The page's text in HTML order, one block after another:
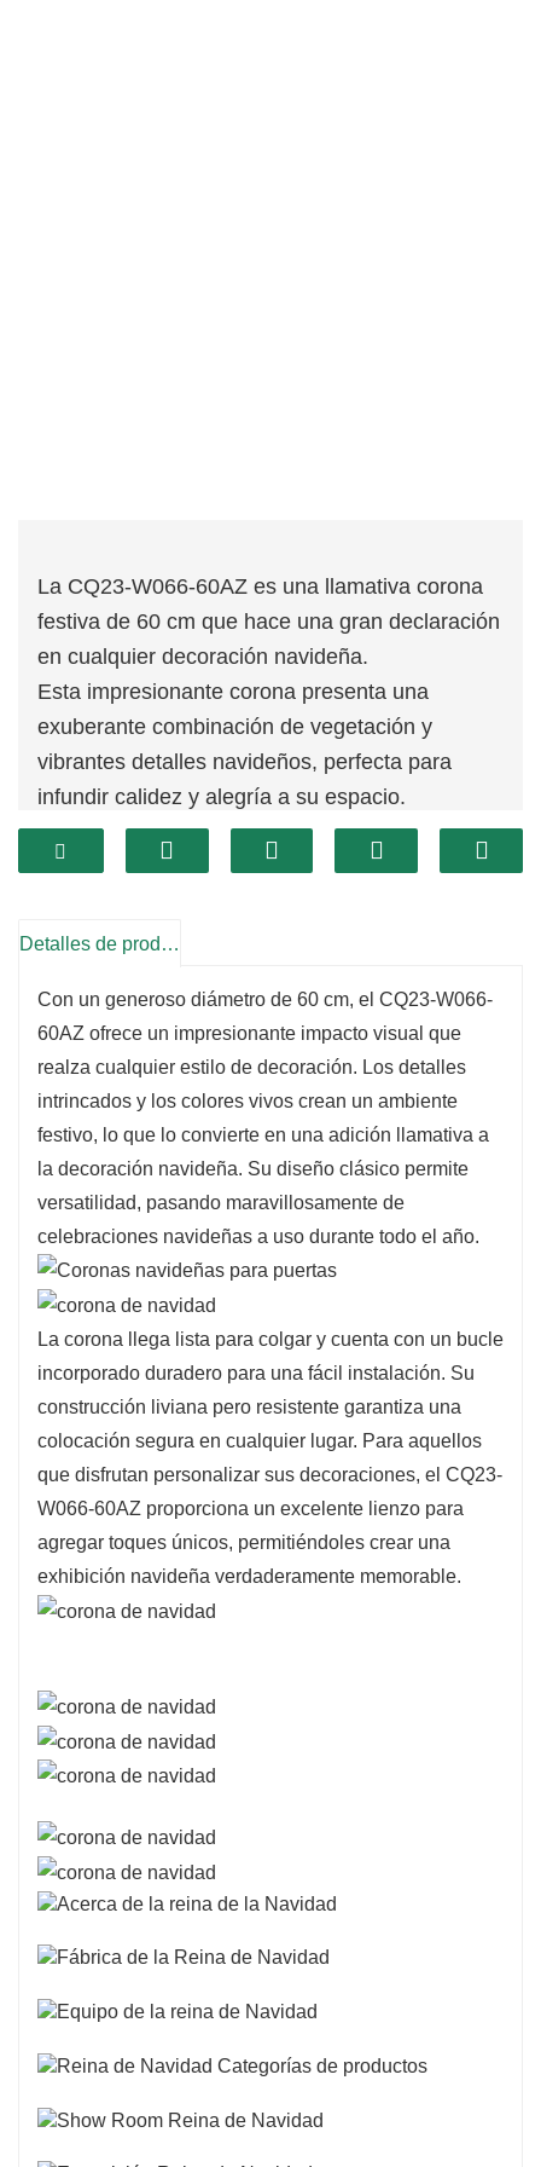
La CQ23-W066-60AZ es una llamativa corona
festiva de 60 cm que hace una gran declaración
en cualquier decoración navideña.
Esta impresionante corona presenta una
exuberante combinación de vegetación y
vibrantes detalles navideños, perfecta para
infundir calidez y alegría a su espacio.
Su tamaño sustancial lo hace ideal para
exhibirlo en puertas grandes, encima de repisas
habitación, lo que garantiza que se convierta en
Elaborada con materiales de alta calidad, esta
corona está diseñada para durar y promete
muchos años de disfrute de las fiestas.
Su diseño ecológico muestra un compromiso
con la sostenibilidad, permitiéndole celebrar la
temporada con estilo y al mismo tiempo ser
consciente del medio ambiente.
Detalles de producto
Con un generoso diámetro de 60 cm, el CQ23-W066-
60AZ ofrece un impresionante impacto visual que
realza cualquier estilo de decoración. Los detalles
intrincados y los colores vivos crean un ambiente
festivo, lo que lo convierte en una adición llamativa a
la decoración navideña. Su diseño clásico permite
versatilidad, pasando maravillosamente de
celebraciones navideñas a uso durante todo el año.
La corona llega lista para colgar y cuenta con un bucle
incorporado duradero para una fácil instalación. Su
construcción liviana pero resistente garantiza una
colocación segura en cualquier lugar. Para aquellos
que disfrutan personalizar sus decoraciones, el CQ23-
W066-60AZ proporciona un excelente lienzo para
agregar toques únicos, permitiéndoles crear una
exhibición navideña verdaderamente memorable.